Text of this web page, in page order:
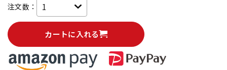
注文数：
カートに入れる